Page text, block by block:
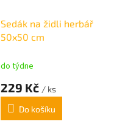
Sedák na židli herbář
50x50 cm
do týdne
229 Kč / ks
Do košíku